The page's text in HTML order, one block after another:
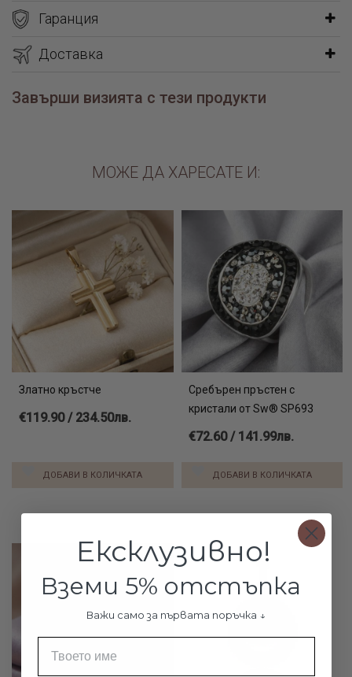
Гаранция
Доставка
Завърши визията с тези продукти
МОЖЕ ДА ХАРЕСАТЕ И:
Златно кръстче
€119.90 / 234.50лв.
ДОБАВИ В КОЛИЧКАТА
Сребърен пръстен с
кристали от Sw® SP693
€72.60 / 141.99лв.
ДОБАВИ В КОЛИЧКАТА
Ексклузивно!
Вземи 5% отстъпка
Важи само за първата поръчка ↓